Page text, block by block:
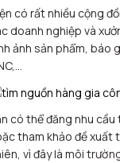
có rất nhiều cộng
doanh nghiệp và
ảnh sản phẩm, báo
có thể đăng nhu
tham khảo đề xuất
vì đây là môi